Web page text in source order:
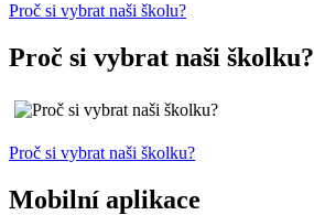
Proč si vybrat naši školu?
Proč si vybrat naši školku?
Proč si vybrat naši školku?
Mobilní aplikace